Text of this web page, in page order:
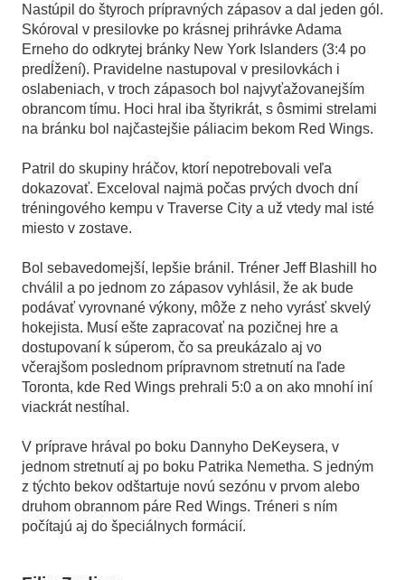
Nastúpil do štyroch prípravných zápasov a dal jeden gól.
Skóroval v presilovke po krásnej prihrávke Adama
Erneho do odkrytej bránky New York Islanders (3:4 po
predĺžení). Pravidelne nastupoval v presilovkách i
oslabeniach, v troch zápasoch bol najvyťažovanejším
obrancom tímu. Hoci hral iba štyrikrát, s ôsmimi strelami
na bránku bol najčastejšie páliacim bekom Red Wings.
Patril do skupiny hráčov, ktorí nepotrebovali veľa
dokazovať. Exceloval najmä počas prvých dvoch dní
tréningového kempu v Traverse City a už vtedy mal isté
miesto v zostave.
Bol sebavedomejší, lepšie bránil. Tréner Jeff Blashill ho
chválil a po jednom zo zápasov vyhlásil, že ak bude
podávať vyrovnané výkony, môže z neho vyrásť skvelý
hokejista. Musí ešte zapracovať na pozičnej hre a
dostupovaní k súperom, čo sa preukázalo aj vo
včerajšom poslednom prípravnom stretnutí na ľade
Toronta, kde Red Wings prehrali 5:0 a on ako mnohí iní
viackrát nestíhal.
V príprave hrával po boku Dannyho DeKeysera, v
jednom stretnutí aj po boku Patrika Nemetha. S jedným
z týchto bekov odštartuje novú sezónu v prvom alebo
druhom obrannom páre Red Wings. Tréneri s ním
počítajú aj do špeciálnych formácií.